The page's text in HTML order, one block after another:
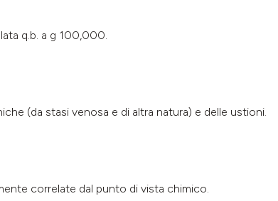
q.b. a g 100,000.
(da stasi venosa e di altra natura) e delle ustioni.
correlate dal punto di vista chimico.